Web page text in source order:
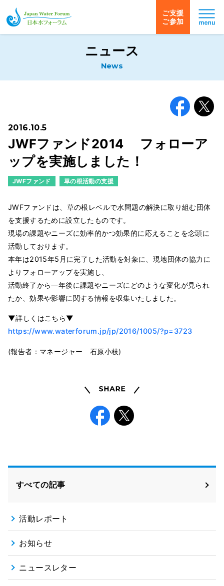
日本水フォーラム
ご支援
ご参加
ニュース
News
2016.10.5
JWFファンド2014 フォローア
ップを実施しました！
JWFファンド 草の根活動の支援
JWFファンドは、草の根レベルで水問題の解決に取り組む団体
を支援するために設立したものです。
現場の課題やニーズに効率的かつ効果的に応えることを念頭に
活動しております。
本年は2015年5月に完了した活動を対象に、現地団体の協力に
よりフォローアップを実施し、
活動終了から一年後に課題やニーズにどのような変化が見られ
たか、効果や影響に関する情報を収集いたしました。
▼詳しくはこちら▼
https://www.waterforum.jp/jp/2016/1005/?p=3723
(報告者：マネージャー 石原小枝)
Share
すべての記事
活動レポート
お知らせ
ニュースレター